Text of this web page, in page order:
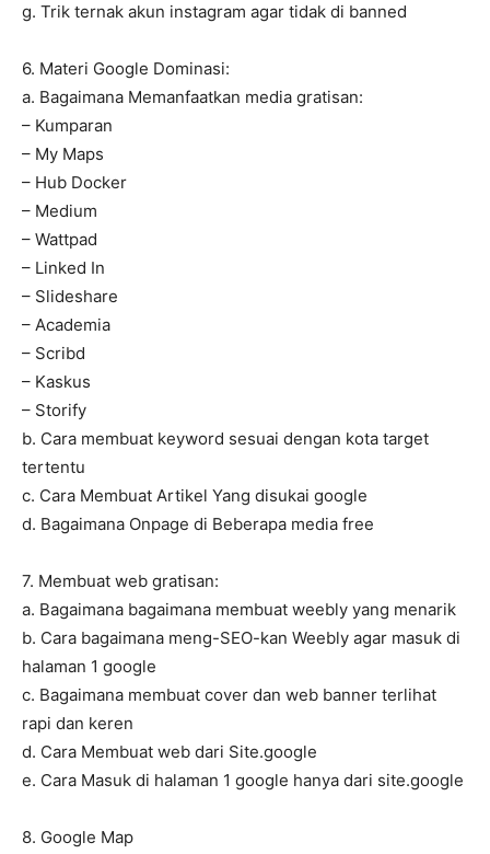
g. Trik ternak akun instagram agar tidak di banned
6. Materi Google Dominasi:
a. Bagaimana Memanfaatkan media gratisan:
– Kumparan
– My Maps
– Hub Docker
– Medium
– Wattpad
– Linked In
– Slideshare
– Academia
– Scribd
– Kaskus
– Storify
b. Cara membuat keyword sesuai dengan kota target
tertentu
c. Cara Membuat Artikel Yang disukai google
d. Bagaimana Onpage di Beberapa media free
7. Membuat web gratisan:
a. Bagaimana bagaimana membuat weebly yang menarik
b. Cara bagaimana meng-SEO-kan Weebly agar masuk di
halaman 1 google
c. Bagaimana membuat cover dan web banner terlihat
rapi dan keren
d. Cara Membuat web dari Site.google
e. Cara Masuk di halaman 1 google hanya dari site.google
8. Google Map